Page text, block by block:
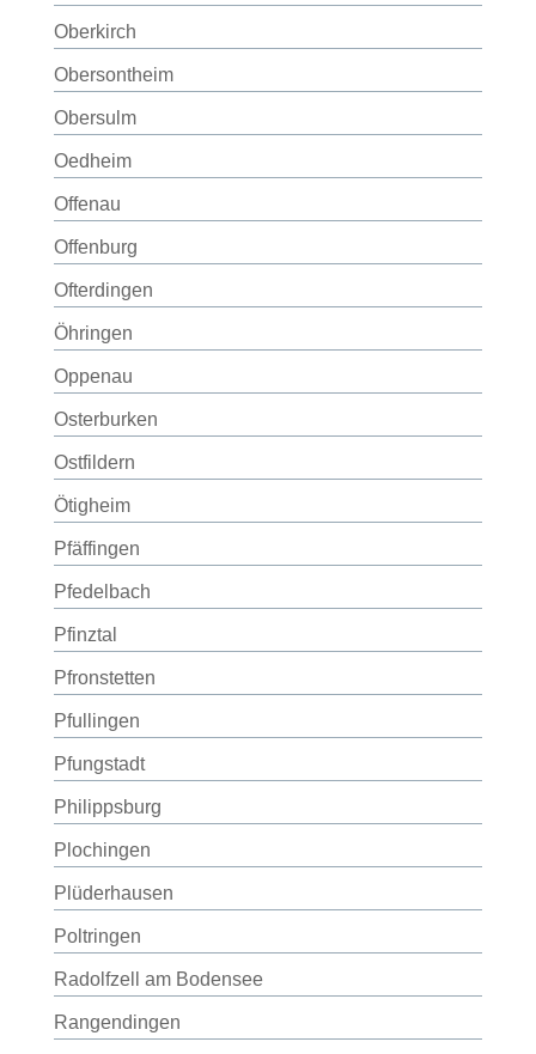
Oberkirch
Obersontheim
Obersulm
Oedheim
Offenau
Offenburg
Ofterdingen
Öhringen
Oppenau
Osterburken
Ostfildern
Ötigheim
Pfäffingen
Pfedelbach
Pfinztal
Pfronstetten
Pfullingen
Pfungstadt
Philippsburg
Plochingen
Plüderhausen
Poltringen
Radolfzell am Bodensee
Rangendingen